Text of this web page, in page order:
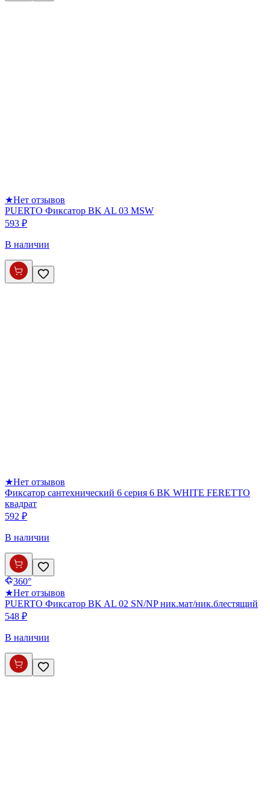
★Нет отзывов
PUERTO Фиксатор BK AL 03 MSW
593 ₽
В наличии
★Нет отзывов
Фиксатор сантехнический 6 серия 6 BK WHITE FERETTO
квадрат
592 ₽
В наличии
360°
★Нет отзывов
PUERTO Фиксатор BK AL 02 SN/NP ник.мат/ник.блестящий
548 ₽
В наличии